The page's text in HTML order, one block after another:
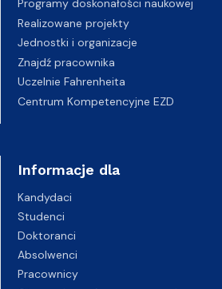
Programy doskonałości naukowej
Realizowane projekty
Jednostki i organizacje
Znajdź pracownika
Uczelnie Fahrenheita
Centrum Kompetencyjne EZD
Informacje dla
Kandydaci
Studenci
Doktoranci
Absolwenci
Pracownicy